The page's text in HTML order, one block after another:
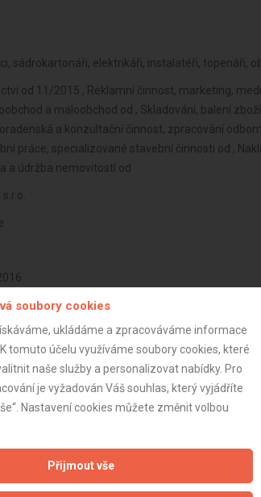
sádrokartonáři, elektrikáři, instalatéři, topenáři,
od 11/2015 , Reklamní činnost, marketing,
a maloobchod od , Skladování, balení
a konzultační činnost, zpracování
práce, specializované stavební činnosti od ,
a údržba nemovitostí od
soubory cookies
ukládáme a zpracováváme informace
tomuto účelu využíváme soubory cookies, které
naše služby a personalizovat nabídky. Pro
je vyžadován Váš souhlas, který vyjádříte
Nastavení cookies můžete změnit volbou
Přijmout vše